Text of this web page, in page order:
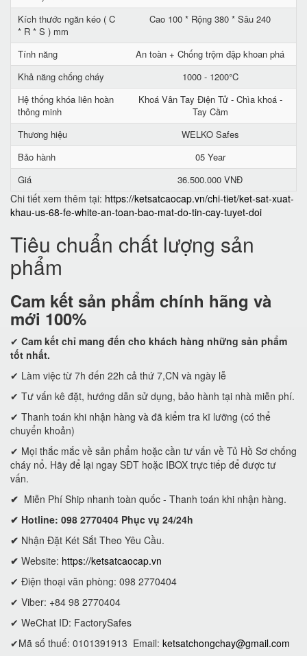
Kích thước ngăn kéo ( C
* R * S ) mm
Cao 100 * Rộng 380 * Sâu 240
Tính năng
An toàn + Chống trộm đập khoan phá
Khả năng chống cháy
1000 - 1200°C
Hệ thống khóa liên hoàn
thông minh
Khoá Vân Tay Điện Tử - Chìa khoá -
Tay Cầm
Thương hiệu
WELKO Safes
Bảo hành
05 Year
Giá
36.500.000 VNĐ
Chi tiết xem thêm tại: https://ketsatcaocap.vn/chi-tiet/ket-sat-xuat-
khau-us-68-fe-white-an-toan-bao-mat-do-tin-cay-tuyet-doi
Tiêu chuẩn chất lượng sản
phẩm
Cam kết sản phẩm chính hãng và
mới 100%
✔ Cam kết chỉ mang đến cho khách hàng những sản phẩm
tốt nhất.
✔ Làm việc từ 7h đến 22h cả thứ 7,CN và ngày lễ
✔ Tư vấn kê đặt, hướng dẫn sử dụng, bảo hành tại nhà miễn phí.
✔ Thanh toán khi nhận hàng và đã kiểm tra kĩ lưỡng (có thể
chuyển khoản)
✔ Mọi thắc mắc về sản phẩm hoặc cần tư vấn về Tủ Hồ Sơ chống
cháy nổ. Hãy để lại ngay SĐT hoặc IBOX trực tiếp để được tư
vấn.
✔ Miễn Phí Ship nhanh toàn quốc - Thanh toán khi nhận hàng.
✔ Hotline: 098 2770404 Phục vụ 24/24h
✔ Nhận Đặt Két Sắt Theo Yêu Cầu.
✔ Website: https://ketsatcaocap.vn
✔ Điện thoại văn phòng: 098 2770404
✔ Viber: +84 98 2770404
✔ WeChat ID: FactorySafes
✔Mã số thuế: 0101391913 Email: ketsatchongchay@gmail.com